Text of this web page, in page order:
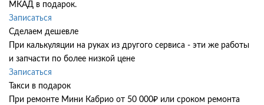
МКАД в подарок.
Записаться
Сделаем дешевле
При калькуляции на руках из другого сервиса - эти же работы
и запчасти по более низкой цене
Записаться
Такси в подарок
При ремонте Мини Кабрио от 50 000₽ или сроком ремонта